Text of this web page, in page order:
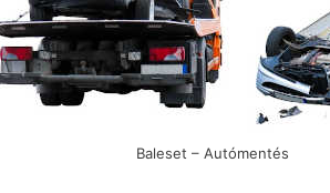
Baleset – Autómentés